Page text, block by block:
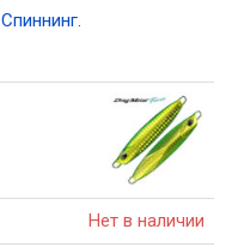
Спиннинг.
Нет в наличии